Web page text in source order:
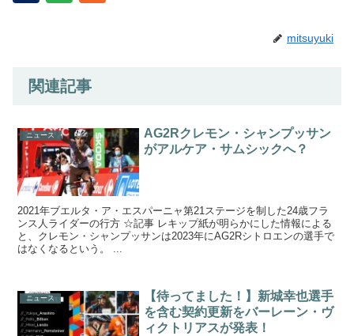
mitsuyuki
関連記事
ニュース
AG2Rクレモン・シャンプッサン
がアルケア・サムシックへ？
2021年ブエルタ・ア・エスパーニャ第21ステージを制した24歳フラ
ンス人ライダーの行方 ☆記事 レキップ紙が明らかにした情報による
と、クレモン・シャンプッサンは2023年にAG2Rシトロエンの選手で
はなくなるという。 ...
ニュース
【待ってました！】新城幸也選手
を含む契約更新をバーレーン・ヴ
ィクトリアスが発表！